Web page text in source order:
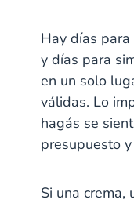
Hay días
y días para
en un solo
válidas. Lo
hagás se
presupuesto
Si una crema,